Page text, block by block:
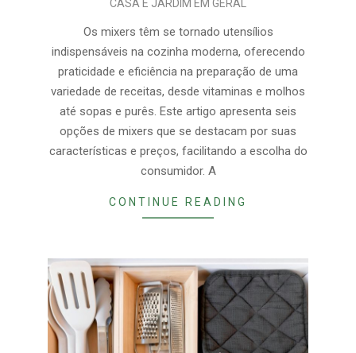
CASA E JARDIM EM GERAL
Os mixers têm se tornado utensílios
indispensáveis na cozinha moderna, oferecendo
praticidade e eficiência na preparação de uma
variedade de receitas, desde vitaminas e molhos
até sopas e purês. Este artigo apresenta seis
opções de mixers que se destacam por suas
características e preços, facilitando a escolha do
consumidor. A
CONTINUE READING